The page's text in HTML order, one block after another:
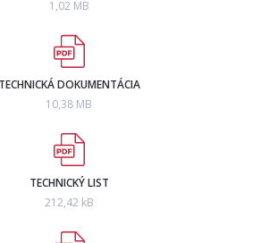
1,02 MB
TECHNICKÁ DOKUMENTÁCIA
10,38 MB
TECHNICKÝ LIST
212,42 kB